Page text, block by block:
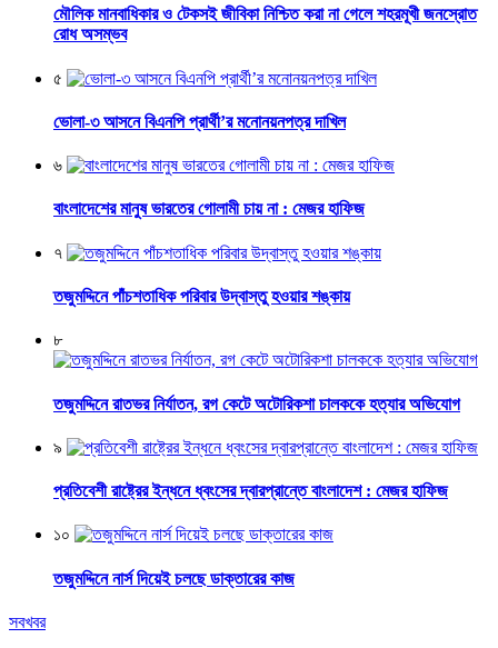
মৌলিক মানবাধিকার ও টেকসই জীবিকা নিশ্চিত করা না গেলে শহরমূখী জনস্রোত
রোধ অসম্ভব
৫
ভোলা-৩ আসনে বিএনপি প্রার্থী’র মনোনয়নপত্র দাখিল
৬
বাংলাদেশের মানুষ ভারতের গোলামী চায় না : মেজর হাফিজ
৭
তজুমদ্দিনে পাঁচশতাধিক পরিবার উদ্বাস্তু হওয়ার শঙ্কায়
৮
তজুমদ্দিনে রাতভর নির্যাতন, রগ কেটে অটোরিকশা চালককে হত্যার অভিযোগ
৯
প্রতিবেশী রাষ্ট্রের ইন্ধনে ধ্বংসের দ্বারপ্রান্তে বাংলাদেশ : মেজর হাফিজ
১০
তজুমদ্দিনে নার্স দিয়েই চলছে ডাক্তারের কাজ
সবখবর